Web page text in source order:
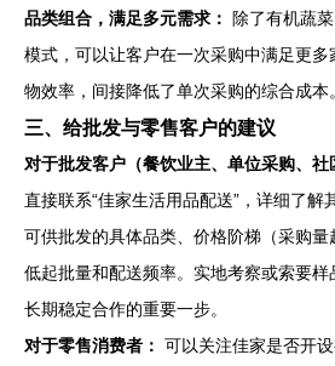
品类组合，满足多元需求：
除了有机蔬
模式，可以让客户在一次采购中满足更
物效率，间接降低了单次采购的综合成本。
三、给批发与零售客户的建议
对于批发客户（餐饮业主、单位采购、社
直接联系“佳家生活用品配送”，详细了解
可供批发的具体品类、价格阶梯（采购
低起批量和配送频率。实地考察或索要
长期稳定合作的重要一步。
对于零售消费者： 可以关注佳家是否开